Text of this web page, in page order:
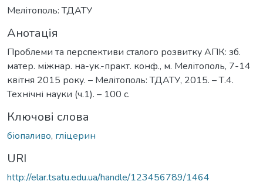
Мелітополь: ТДАТУ
Анотація
Проблеми та перспективи сталого розвитку АПК: зб.
матер. міжнар. на-ук.-практ. конф., м. Мелітополь, 7-14
квітня 2015 року. – Мелітополь: ТДАТУ, 2015. – Т.4.
Технічні науки (ч.1). – 100 с.
Ключові слова
біопаливо, гліцерин
URI
http://elar.tsatu.edu.ua/handle/123456789/1464